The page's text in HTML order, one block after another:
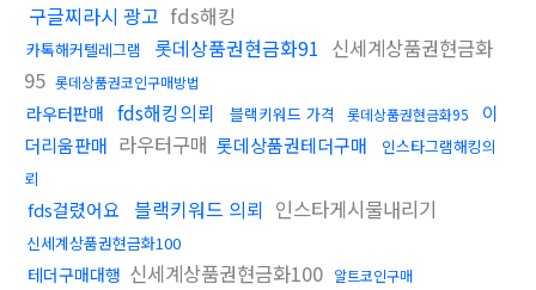
구글찌라시 광고 fds해킹
카톡해커텔레그램 롯데상품권현금화91 신세계상품권현금화
95 롯데상품권코인구매방법
라우터판매 fds해킹의뢰 블랙키워드 가격 롯데상품권현금화95
이
더리움판매 라우터구매 롯데상품권테더구매
인스타그램해킹의
뢰
fds걸렸어요 블랙키워드 의뢰 인스타게시물내리기
신세계상품권현금화100
테더구매대행 신세계상품권현금화100 알트코인구매